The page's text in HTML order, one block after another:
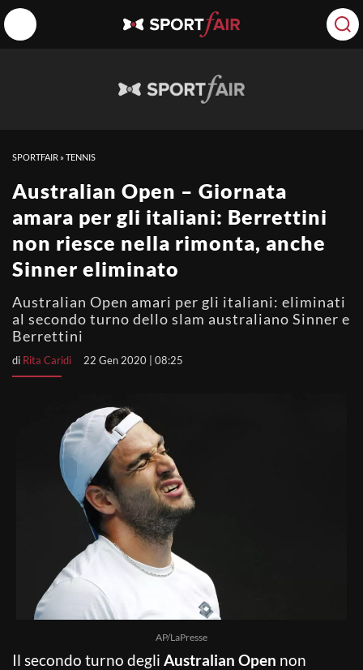
SPORTFAIR »TENNIS
Australian Open – Giornata
amara per gli italiani: Berrettini
non riesce nella rimonta, anche
Sinner eliminato
Australian Open amari per gli italiani: eliminati
al secondo turno dello slam australiano Sinner e
Berrettini
di Rita Caridi 22 Gen 2020 | 08:25
AP/LaPresse
Il secondo turno degli Australian Open non